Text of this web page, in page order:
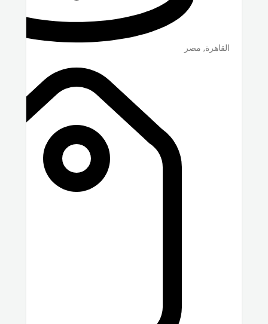
القاهرة, مصر